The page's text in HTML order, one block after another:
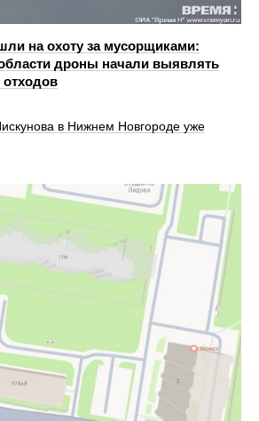
на охоту за мусорщиками:
дроны начали выявлять
отходов
в Нижнем Новгороде уже